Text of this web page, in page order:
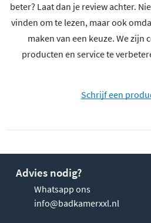
beter? Laat dan je review achter.
vinden om te lezen, maar ook
maken van een keuze. We zijn
producten en service te
Schrijf een
Advies nodig?
Whatsapp ons
info@badkamerxxl.nl